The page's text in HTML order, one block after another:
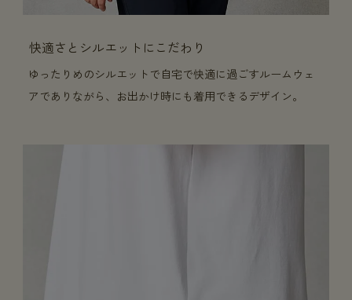
快適さとシルエットにこだわり
ゆったりめのシルエットで自宅で快適に過ごすルームウェ
アでありながら、お出かけ時にも着用できるデザイン。